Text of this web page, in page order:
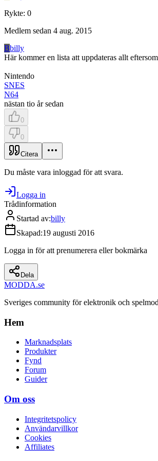
Rykte: 0
Medlem sedan 4 aug. 2015
Bbilly
Här kommer en lista att uppdateras allt
Nintendo
SNES
N64
nästan tio år sedan
0
0
Citera
Du måste vara inloggad för att svara.
Logga in
Trådinformation
Startad av:billy
Skapad:19 augusti 2016
Logga in för att prenumerera eller bokmärka
Dela
MODDA.se
Sveriges community för elektronik och
Hem
Marknadsplats
Produkter
Fynd
Forum
Guider
Om oss
Integritetspolicy
Användarvillkor
Cookies
Affiliates